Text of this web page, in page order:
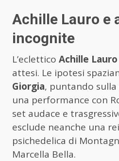
Achille Lauro e
incognite
L’eclettico Achille Lauro
attesi. Le ipotesi
Giorgia, puntando sulla
una performance con
set audace e
esclude neanche una
psichedelica di
Marcella Bella.